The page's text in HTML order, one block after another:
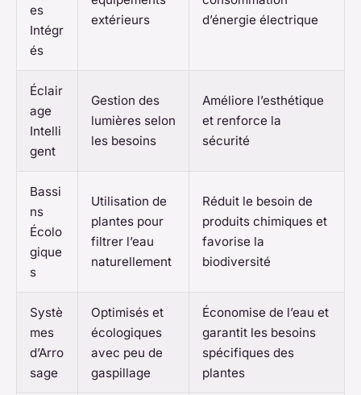
es
Intégr
és
extérieurs
d’énergie électrique
Éclair
age
Intelli
gent
Gestion des
lumières selon
les besoins
Améliore l’esthétique
et renforce la
sécurité
Bassi
ns
Écolo
gique
s
Utilisation de
plantes pour
filtrer l’eau
naturellement
Réduit le besoin de
produits chimiques et
favorise la
biodiversité
Systè
mes
d’Arro
sage
Optimisés et
écologiques
avec peu de
gaspillage
Économise de l’eau et
garantit les besoins
spécifiques des
plantes